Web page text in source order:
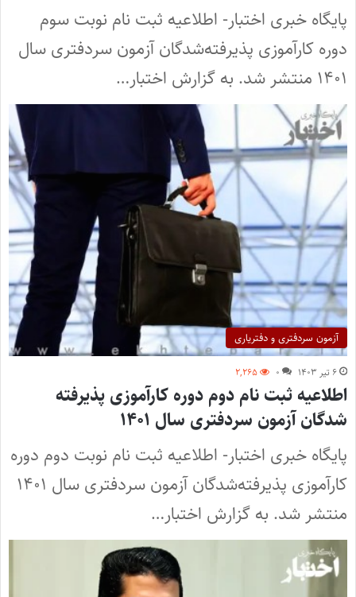
پایگاه خبری اختبار- اطلاعیه ثبت نام نوبت سوم
دوره کارآموزی پذیرفته‌شدگان آزمون سردفتری سال
۱۴۰۱ منتشر شد. به گزارش اختبار…
آزمون سردفتری و دفتریاری
۶ تیر ۱۴۰۳ ۰ ۲,۲۶۵
اطلاعیه ثبت نام دوم دوره کارآموزی پذیرفته‌
شدگان آزمون سردفتری سال ۱۴۰۱
پایگاه خبری اختبار- اطلاعیه ثبت نام نوبت دوم دوره
کارآموزی پذیرفته‌شدگان آزمون سردفتری سال ۱۴۰۱
منتشر شد. به گزارش اختبار…